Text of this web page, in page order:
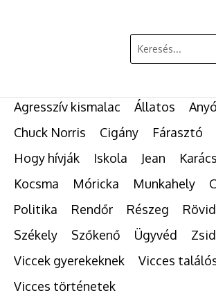
Keresés:
Agresszív kismalac Állatos
Chuck Norris
Cigány Fárasztó
Hogy hívják
Iskola Jean
Kocsma
Móricka Munkahely
Politika
Rendőr Részeg Rövid
Székely
Szőkenő Ügyvéd
Viccek gyerekeknek
Vicces
Vicces történetek